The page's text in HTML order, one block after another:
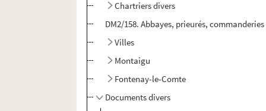
Chartriers divers
DM2/158. Abbayes, prieurés, commanderies
Villes
Montaigu
Fontenay-le-Comte
Documents divers